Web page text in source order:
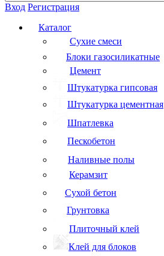
Вход Регистрация
Каталог
Сухие смеси
Блоки газосиликатные
Цемент
Штукатурка гипсовая
Штукатурка цементная
Шпатлевка
Пескобетон
Наливные полы
Керамзит
Сухой бетон
Грунтовка
Плиточный клей
Клей для блоков